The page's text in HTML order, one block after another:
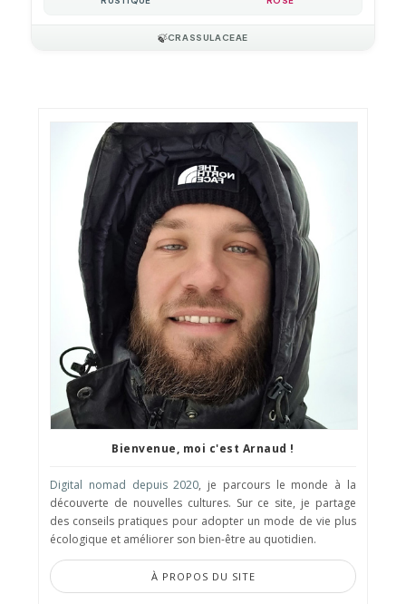
🍃CRASSULACEAE
Bienvenue, moi c'est Arnaud !
Digital nomad depuis 2020, je parcours le monde à la
découverte de nouvelles cultures. Sur ce site, je partage
des conseils pratiques pour adopter un mode de vie plus
écologique et améliorer son bien-être au quotidien.
À PROPOS DU SITE